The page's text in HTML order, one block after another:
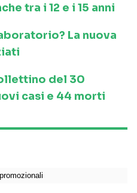
tra i 12 e i 15 anni
La nuova
del 30
casi e 44 morti